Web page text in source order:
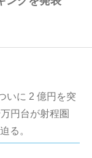
いに 2 億円を突
円台が射程圏
る。